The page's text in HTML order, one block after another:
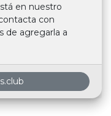
en nuestro
con
de agregarla a